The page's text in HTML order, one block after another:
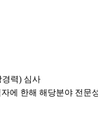
경력) 심사
에 한해 해당분야 전문